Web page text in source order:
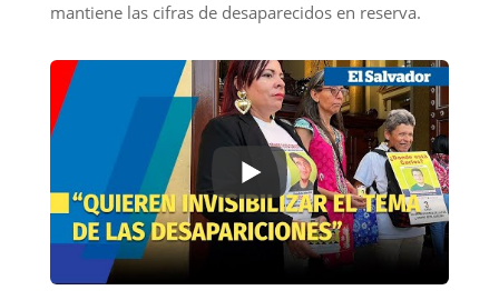
mantiene las cifras de desaparecidos en reserva.